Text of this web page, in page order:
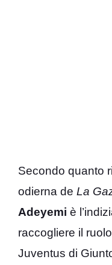
Secondo quanto
odierna de La
Adeyemi è
raccogliere il
Juventus di